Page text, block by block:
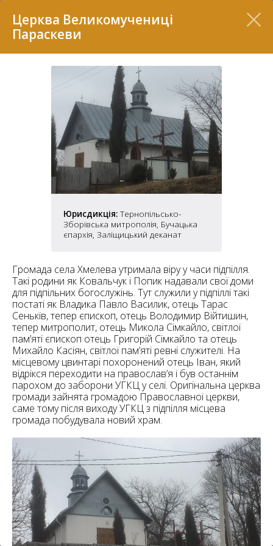
Церква Великомучениці
Параскеви
Юрисдикція: Тернопільсько-
Зборівська митрополія, Бучацька
єпархія, Заліщицький деканат
Громада села Хмелева утримала віру у часи підпілля.
Такі родини як Ковальчук і Попик надавали свої доми
для підпільних богослужінь. Тут служили у підпіллі такі
постаті як Владика Павло Василик, отець Тарас
Сеньків, тепер єпископ, отець Володимир Війтишин,
тепер митрополит, отець Микола Сімкайло, світлої
пам’яті єпископ отець Григорій Сімкайло та отець
Михайло Касіян, світлої пам’яті ревні служителі. На
місцевому цвинтарі похоронений отець Іван, який
відрікся переходити на православ’я і був останнім
парохом до заборони УГКЦ у селі. Оригінальна церква
громади зайнята громадою Православної церкви,
саме тому після виходу УГКЦ з підпілля місцева
громада побудувала новий храм.
37
16
182
11
5
10
6
4
10
6
15
5
2
2
Перелік